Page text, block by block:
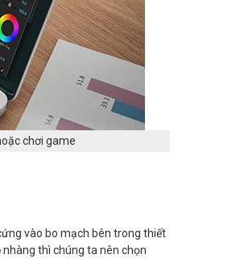
chơi game
vào bo mạch bên trong thiết
thì chúng ta nên chọn